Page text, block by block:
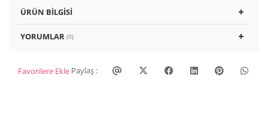
ÜRÜN BILGISI
YORUMLAR (0)
Favorilere Ekle Paylaş :